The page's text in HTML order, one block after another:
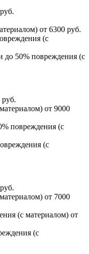
от 6300 руб.
(с
до 50% повреждения (с
от 9000
повреждения (с
(с
от 7000
(с материалом) от
(с